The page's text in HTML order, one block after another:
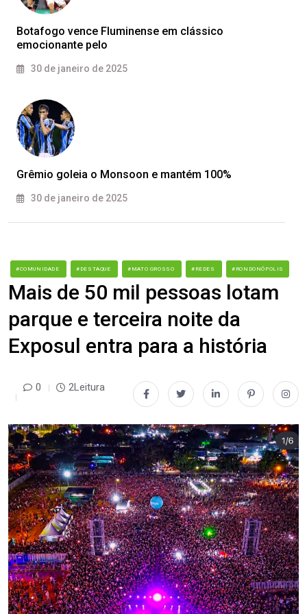
Botafogo vence Fluminense em clássico
emocionante pelo
30 de janeiro de 2025
Grêmio goleia o Monsoon e mantém 100%
30 de janeiro de 2025
#COMUNIDADE #DESTAQUE #MATO GROSSO #REDES #RONDONÓPOLIS
Mais de 50 mil pessoas lotam
parque e terceira noite da
Exposul entra para a história
0 2Leitura